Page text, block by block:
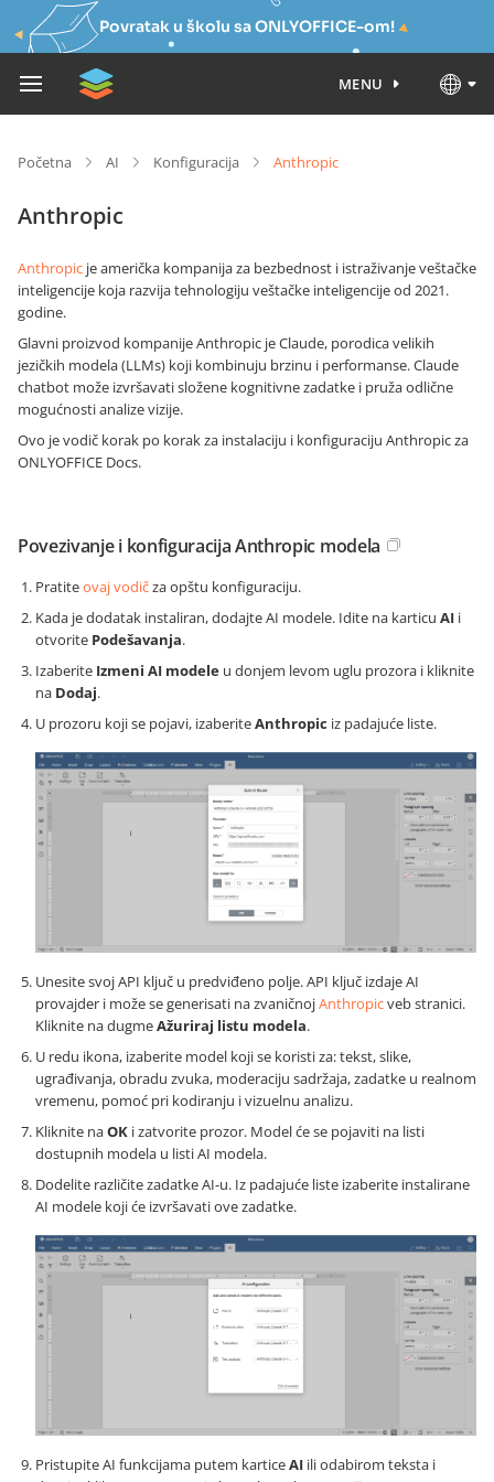
Povratak u školu sa ONLYOFFICE-om!
MENU
Početna AI Konfiguracija Anthropic
Anthropic
Anthropic je američka kompanija za bezbednost i istraživanje veštačke
inteligencije koja razvija tehnologiju veštačke inteligencije od 2021.
godine.
Glavni proizvod kompanije Anthropic je Claude, porodica velikih
jezičkih modela (LLMs) koji kombinuju brzinu i performanse. Claude
chatbot može izvršavati složene kognitivne zadatke i pruža odlične
mogućnosti analize vizije.
Ovo je vodič korak po korak za instalaciju i konfiguraciju Anthropic za
ONLYOFFICE Docs.
Povezivanje i konfiguracija Anthropic modela
Pratiteovaj vodičza opštu konfiguraciju.
Kada je dodatak instaliran, dodajte AI modele. Idite na karticu AI i
otvorite Podešavanja.
Izaberite Izmeni AI modele u donjem levom uglu prozora i kliknite
na Dodaj.
U prozoru koji se pojavi, izaberiteAnthropic iz padajuće liste.
Unesite svoj API ključ u predviđeno polje. API ključ izdaje AI
provajder i može se generisati na zvaničnojAnthropicveb stranici.
Kliknite na dugmeAžuriraj listu modela.
U redu ikona, izaberite model koji se koristi za: tekst, slike,
ugrađivanja, obradu zvuka, moderaciju sadržaja, zadatke u realnom
vremenu, pomoć pri kodiranju i vizuelnu analizu.
Kliknite naOK i zatvorite prozor. Model će se pojaviti na listi
dostupnih modela u listi AI modela.
Dodelite različite zadatke AI-u. Iz padajuće liste izaberite instalirane
AI modele koji će izvršavati ove zadatke.
Pristupite AI funkcijama putem karticeAI ili odabirom teksta i